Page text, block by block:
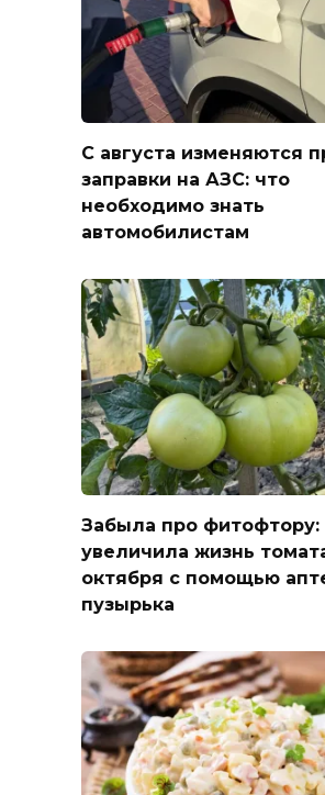
С августа изменяются
заправки на АЗС: что
необходимо знать
автомобилистам
Забыла про фитофтору:
увеличила жизнь
октября с помощью
пузырька